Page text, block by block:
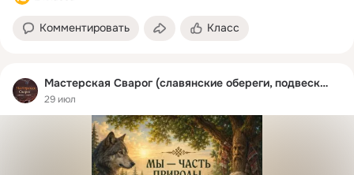
Комментировать Класс
Мастерская Сварог (славянские обереги, подвески)
29 июл